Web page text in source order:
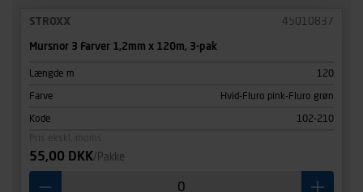
STROXX 45010837
Mursnor 3 Farver 1,2mm x 120m, 3-pak
Længde m 120
Farve Hvid-Fluro pink-Fluro grøn
Kode
102-210
55,00 DKK/Pakke